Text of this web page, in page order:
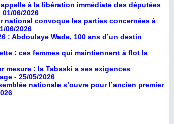
à la libération immédiate des députées
01/06/2026
national convoque les parties concernées à
06/2026
: Abdoulaye Wade, 100 ans d’un destin
: ces femmes qui maintiennent à flot la
mesure : la Tabaski a ses exigences
- 25/05/2026
nationale s’ouvre pour l’ancien premier